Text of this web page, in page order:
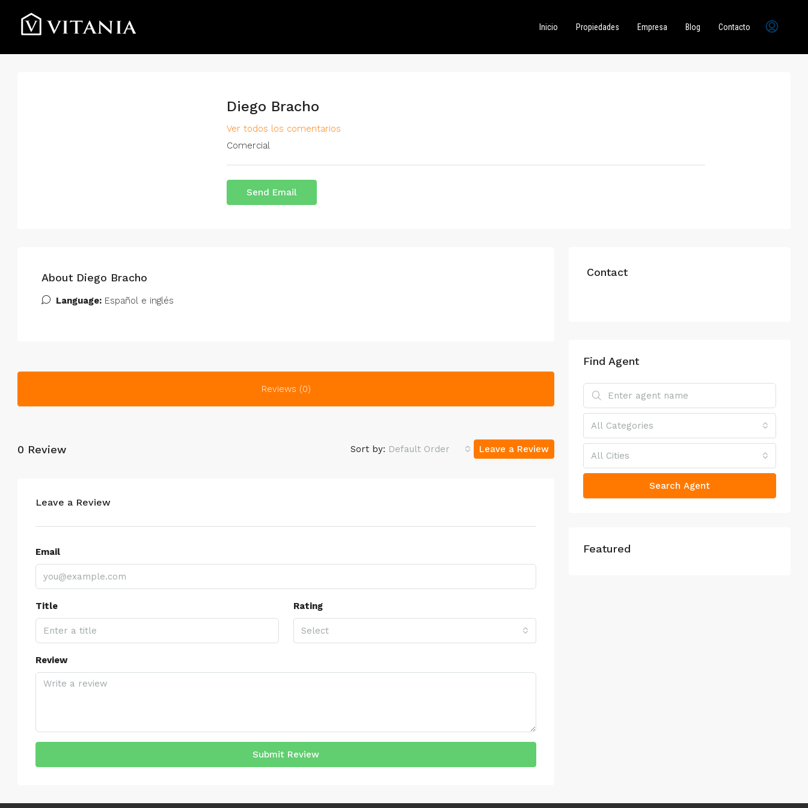
Inicio Propiedades Empresa Blog Contacto
Diego Bracho
Ver todos los comentarios
Comercial
Send Email
About Diego Bracho
Language: Español e inglés
Reviews (0)
0 Review Sort by: Default Order Leave a Review
Leave a Review
Email
Title Rating
Select
Review
Submit Review
Contact
Find Agent
All Categories
All Cities
Search Agent
Featured